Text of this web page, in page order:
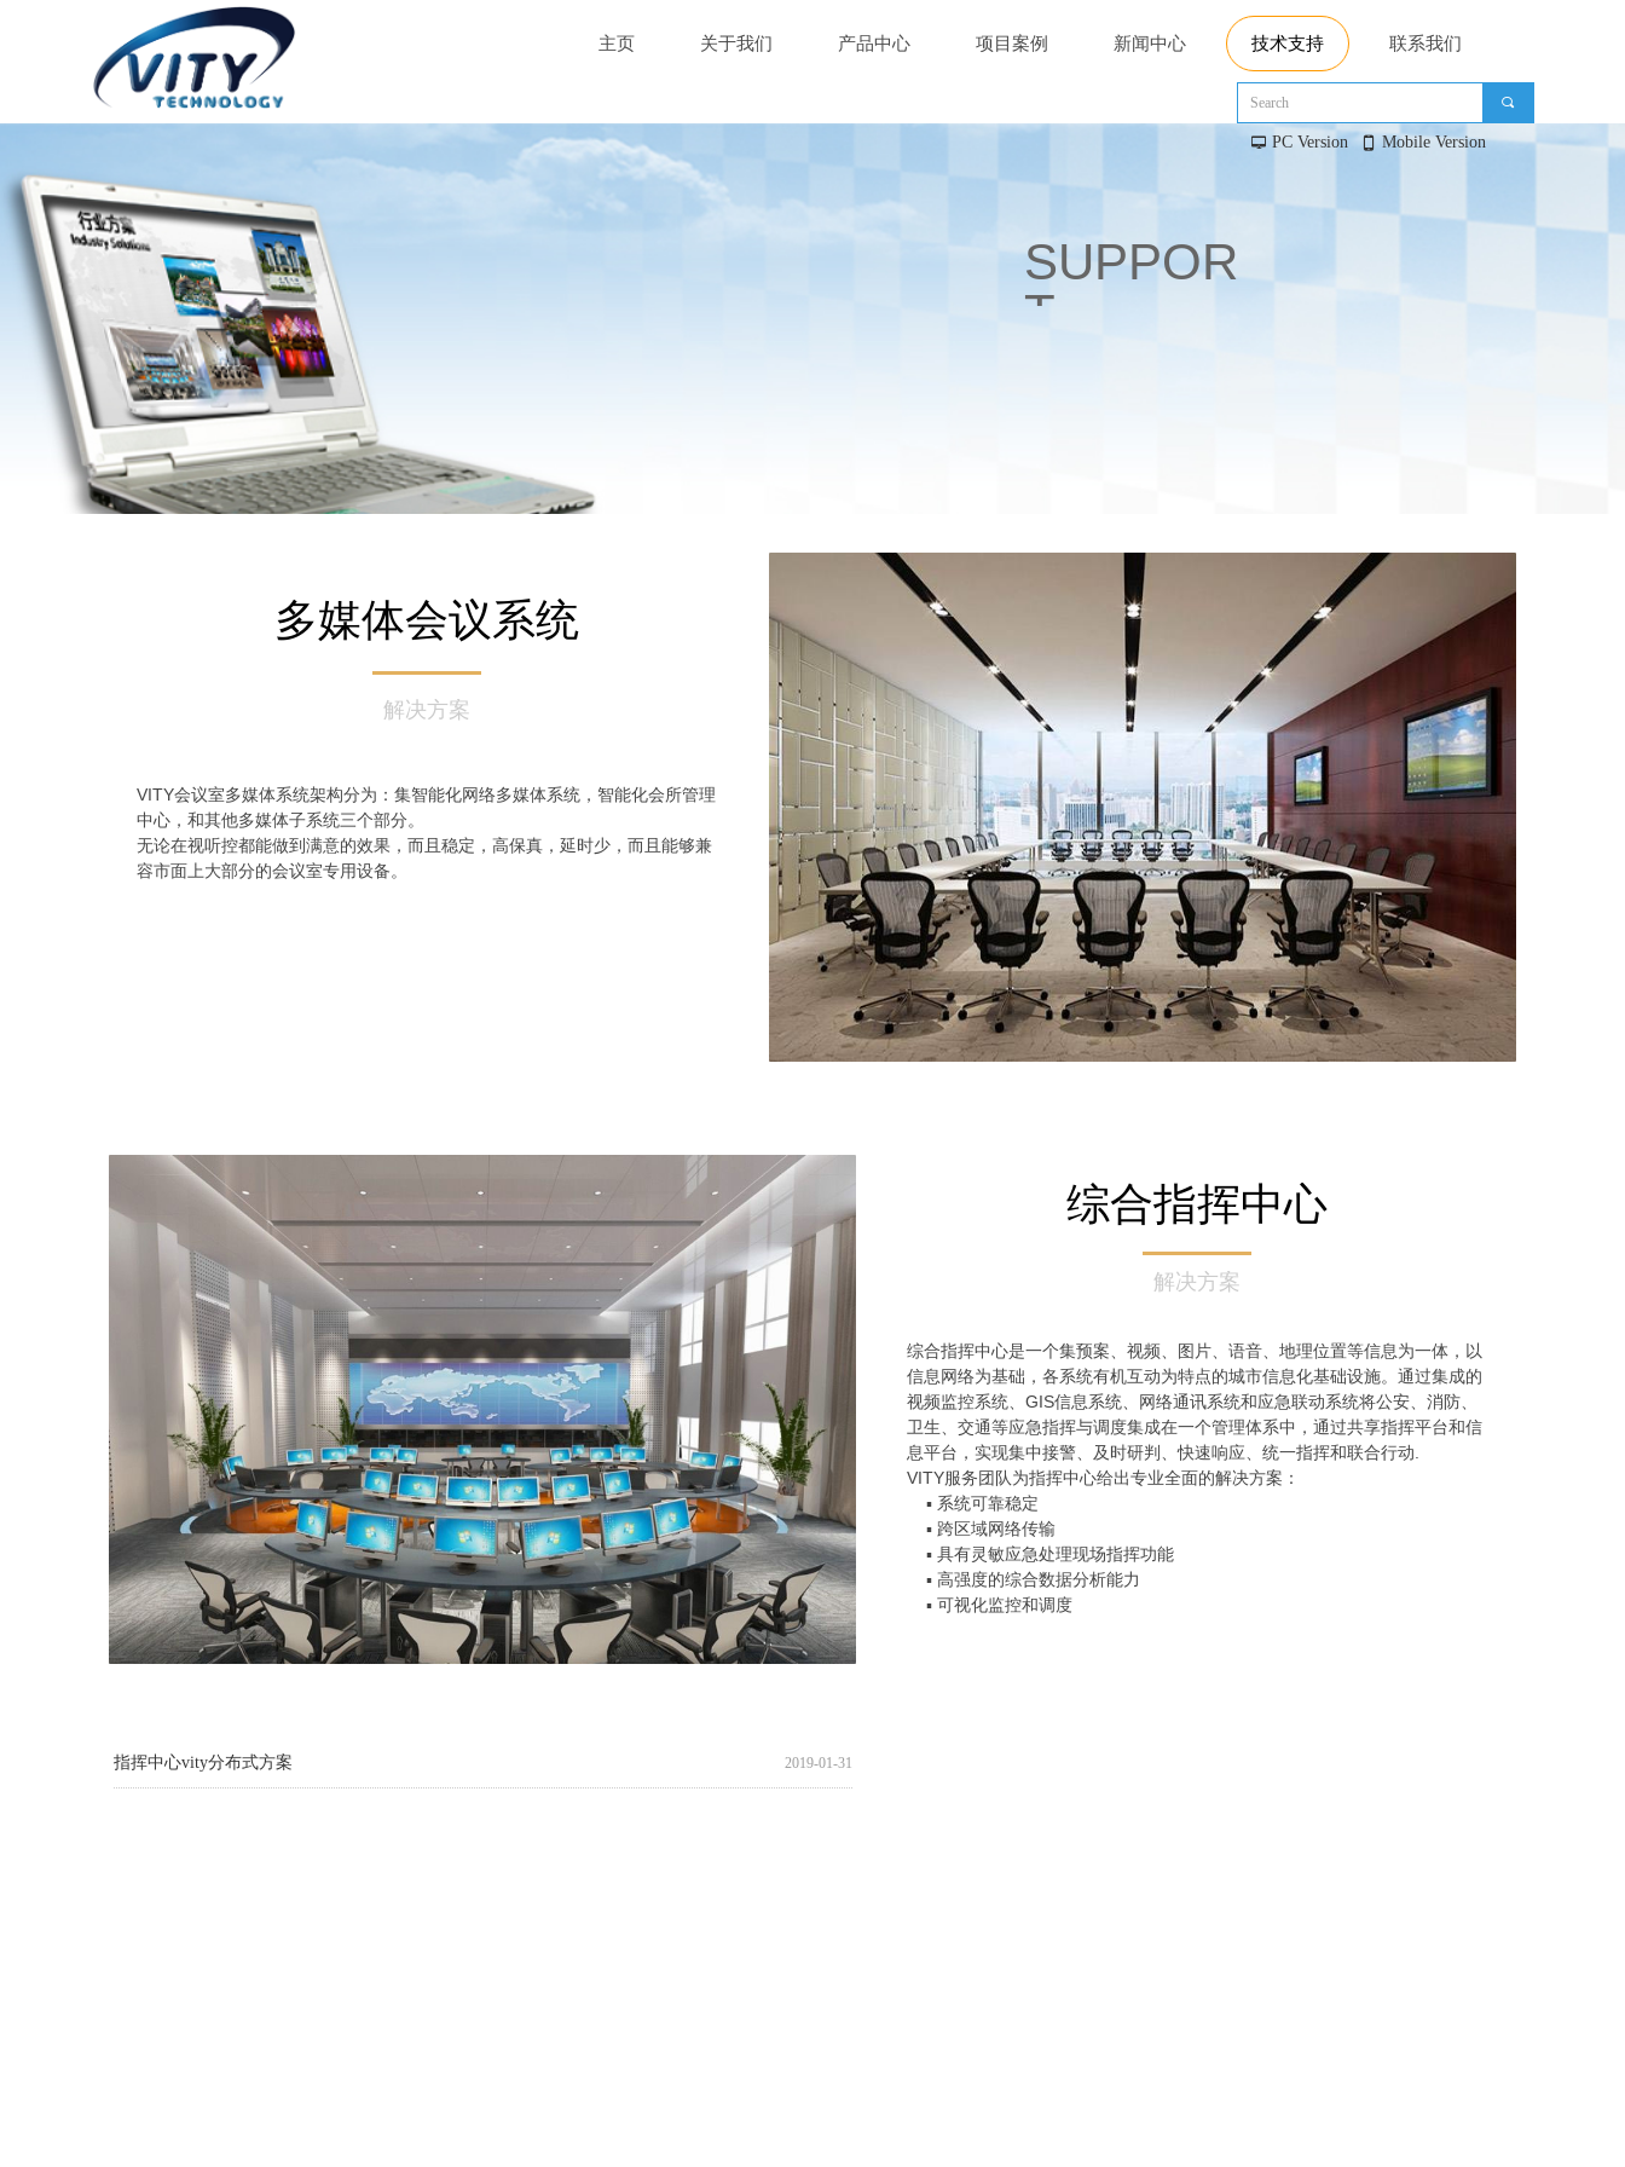
主页 关于我们 产品中心 项目案例 新闻中心 技术支持 联系我们
끠
SUPPOR
T
넡 PC Version 넓 Mobile Version
多媒体会议系统
解决方案
VITY会议室多媒体系统架构分为：集智能化网络多媒体系统，智能化会所管理
中心，和其他多媒体子系统三个部分。
无论在视听控都能做到满意的效果，而且稳定，高保真，延时少，而且能够兼
容市面上大部分的会议室专用设备。
综合指挥中心
综合指挥中心是一个集预案、视频、图片、语音、地理位置等信息为一体，以
信息网络为基础，各系统有机互动为特点的城市信息化基础设施。通过集成的
视频监控系统、GIS信息系统、网络通讯系统和应急联动系统将公安、消防、
卫生、交通等应急指挥与调度集成在一个管理体系中，通过共享指挥平台和信
息平台，实现集中接警、及时研判、快速响应、统一指挥和联合行动.
VITY服务团队为指挥中心给出专业全面的解决方案：
▪ 系统可靠稳定
▪ 跨区域网络传输
▪ 具有灵敏应急处理现场指挥功能
▪ 高强度的综合数据分析能力
▪ 可视化监控和调度
解决方案
2019-01-31
指挥中心vity分布式方案